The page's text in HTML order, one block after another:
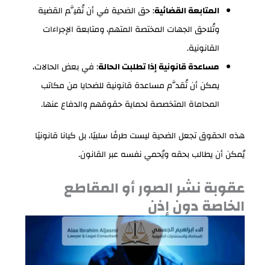
المتابعة القضائية: حق الضحية في أن تُقيَّم القضية
وتُلاحق الجهات المختصة المتهم، ومتابعة الإجراءات
القانونية.
مساعدة قانونية إذا تطلبت الحالة: في بعض الحالات،
يمكن أن تُقدَّم مساعدة قانونية للضحايا من مكاتب
المحاماة المتخصصة لحماية حقوقهم والدفاع عنها.
هذه الحقوق تجعل الضحية ليست طرفًا سلبيًا، بل كيانا قانونيًا
يُمكن أن يطالب بحقه ويُحمي نفسه عبر القانون.
عقوبة نشر الصور أو المقاطع
الخاصة دون إذن